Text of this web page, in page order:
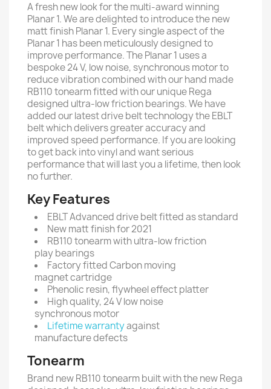
A fresh new look for the multi-award winning
Planar 1. We are delighted to introduce the new
matt finish Planar 1. Every single aspect of the
Planar 1 has been meticulously designed to
improve performance. The Planar 1 uses a
bespoke 24 V, low noise, synchronous motor to
reduce vibration combined with our hand made
RB110 tonearm fitted with our unique Rega
designed ultra-low friction bearings. We have
added our latest drive belt technology the EBLT
belt which delivers greater accuracy and
improved speed performance. If you are looking
to get back into vinyl and want serious
performance that will last you a lifetime, then look
no further.
Key Features
EBLT Advanced drive belt fitted as standard
New matt finish for 2021
RB110 tonearm with ultra-low friction
play bearings
Factory fitted Carbon moving
magnet cartridge
Phenolic resin, flywheel effect platter
High quality, 24 V low noise
synchronous motor
Lifetime warrantyagainst
manufacture defects
Tonearm
Brand new RB110 tonearm built with the new Rega